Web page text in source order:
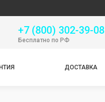
+7 (800) 302-39-08
Бесплатно по РФ
ДОСТАВКА